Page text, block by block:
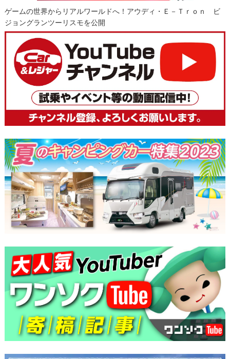
ゲームの世界からリアルワールドへ！アウディ・ｅ－ｔｒｏｎ ビ
ジョングランツーリスモを公開